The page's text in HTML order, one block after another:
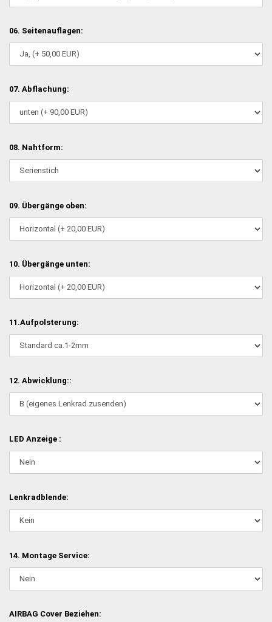
06. Seitenauflagen:
07. Abflachung:
08. Nahtform:
09. Übergänge oben:
10. Übergänge unten:
11.Aufpolsterung:
12. Abwicklung::
LED Anzeige :
Lenkradblende:
14. Montage Service:
AIRBAG Cover Beziehen: